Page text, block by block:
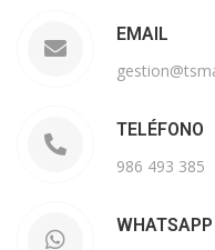
EMAIL
TELÉFONO
986 493 385
WHATSAPP